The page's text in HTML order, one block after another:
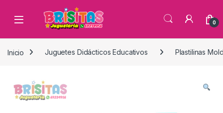
0
Inicio Juguetes Didácticos Educativos Plastilinas